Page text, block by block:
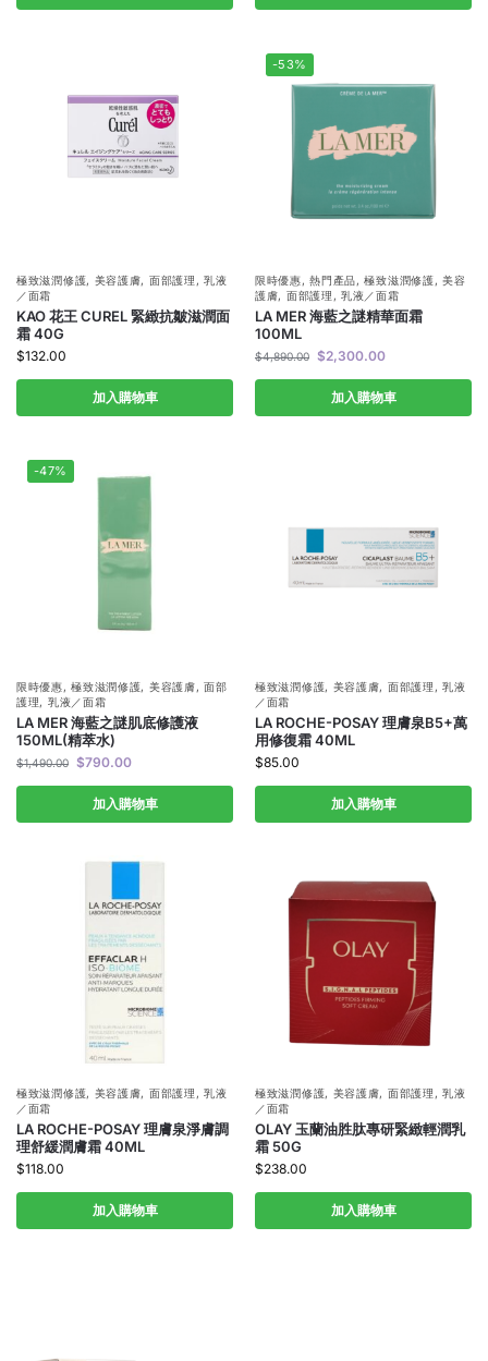
極致滋潤修護, 美容護膚, 面部護理 ,乳液
／面霜
KAO 花王 CUREL 緊緻抗皺滋潤面
霜 40G
$132.00
加入購物車
-53%
限時優惠,熱門產品,極致滋潤修護,美容
護膚, 面部護理 ,乳液／面霜
LA MER 海藍之謎精華面霜
100ML
$4,890.00 $2,300.00
加入購物車
-47%
限時優惠,極致滋潤修護, 美容護膚,面部
護理, 乳液／面霜
LA MER 海藍之謎肌底修護液
150ML(精萃水)
$1,490.00 $790.00
加入購物車
極致滋潤修護, 美容護膚, 面部護理 ,乳液
／面霜
LA ROCHE-POSAY 理膚泉B5+萬
用修復霜 40ML
$85.00
加入購物車
極致滋潤修護, 美容護膚, 面部護理 ,乳液
／面霜
LA ROCHE-POSAY 理膚泉淨膚調
理舒緩潤膚霜 40ML
$118.00
加入購物車
極致滋潤修護, 美容護膚, 面部護理 ,乳液
／面霜
OLAY 玉蘭油胜肽專研緊緻輕潤乳
霜 50G
$238.00
加入購物車